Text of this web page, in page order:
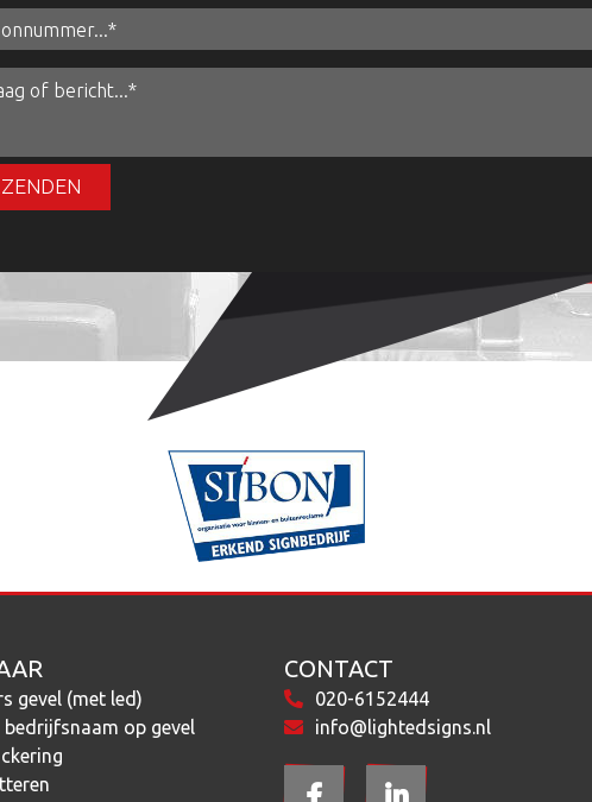
gevel (met led)
bedrijfsnaam op gevel
CONTACT
020-6152444
info@lightedsigns.nl